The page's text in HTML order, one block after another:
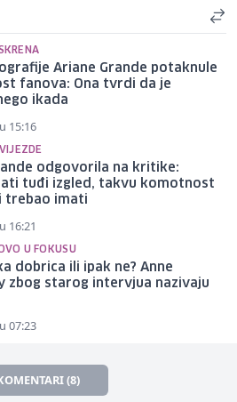
Ariane Grande potaknule
fanova: Ona tvrdi da je
ikada
15:16
odgovorila na kritike:
tuđi izgled, takvu komotnost
trebao imati
16:21
U FOKUSU
dobrica ili ipak ne? Anne
zbog starog intervjua nazivaju
07:23
(8)